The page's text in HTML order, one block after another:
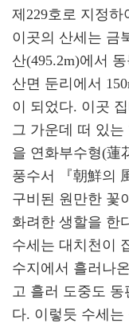
제229호로 지정
이곳의 산세는 금
산(495.2m)에서
산면 둔리에서
이 되었다. 이곳
그 가운데 떠 있
을 연화부수형(蓮
풍수서 『朝鮮의
구비된 원만한 꽃
화려한 생할을 한
수세는 대치천이
수지에서 흘러나
고 흘러 도중도
다. 이렇듯 수세는